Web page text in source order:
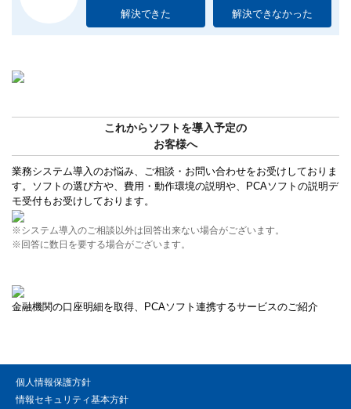
解決できた 解決できなかった
これからソフトを導入予定の
お客様へ
業務システム導入のお悩み、ご相談・お問い合わせをお受けしておりま
す。ソフトの選び方や、費用・動作環境の説明や、PCAソフトの説明デ
モ受付もお受けしております。
※システム導入のご相談以外は回答出来ない場合がございます。
※回答に数日を要する場合がございます。
金融機関の口座明細を取得、PCAソフト連携するサービスのご紹介
個人情報保護方針
情報セキュリティ基本方針